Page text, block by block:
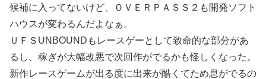
候補に入ってないけど、ＯＶＥＲＰＡＳＳ２も開発ソフト
ハウスが変わるんだよなぁ。
ＵＦＳUNBOUNDもレースゲーとして致命的な部分があ
るし、稼ぎが大幅改悪で次回作がでるかも怪しくなった。
新作レースゲームが出る度に出来が酷くてため息がでるの